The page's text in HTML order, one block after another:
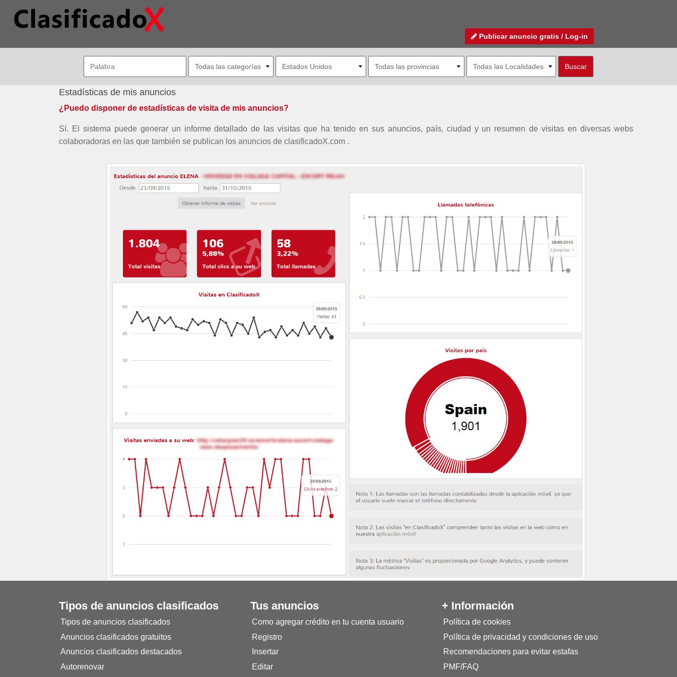
Publicar anuncio gratis / Log-in
Estadísticas de mis anuncios
¿Puedo disponer de estadísticas de visita de mis anuncios?
Sí. El sistema puede generar un informe detallado de las visitas que ha tenido en sus anuncios, país, ciudad y un resumen de visitas en diversas webs
colaboradoras en las que también se publican los anuncios de clasificadoX.com .
Tipos de anuncios clasificados
Tipos de anuncios clasificados
Anuncios clasificados gratuitos
Anuncios clasificados destacados
Autorenovar
Tus anuncios
Como agregar crédito en tu cuenta usuario
Registro
Insertar
Editar
+ Información
Política de cookies
Política de privacidad y condiciones de uso
Recomendaciones para evitar estafas
PMF/FAQ